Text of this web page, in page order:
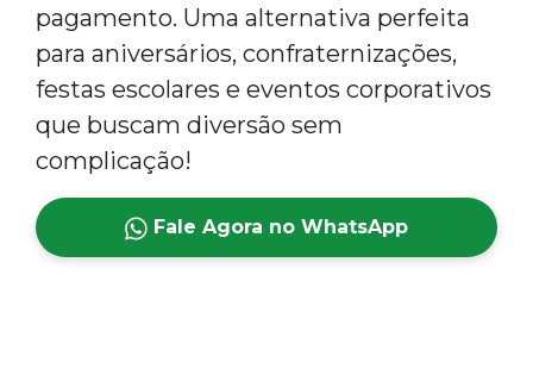
pagamento. Uma alternativa perfeita
para aniversários, confraternizações,
festas escolares e eventos corporativos
que buscam diversão sem
complicação!
Fale Agora no WhatsApp